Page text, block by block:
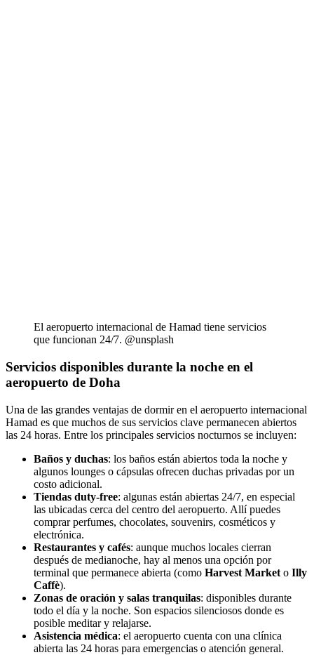
El aeropuerto internacional de Hamad tiene servicios
que funcionan 24/7. @unsplash
Servicios disponibles durante la noche en el
aeropuerto de Doha
Una de las grandes ventajas de dormir en el aeropuerto internacional
Hamad es que muchos de sus servicios clave permanecen abiertos
las 24 horas. Entre los principales servicios nocturnos se incluyen:
Baños y duchas: los baños están abiertos toda la noche y
algunos lounges o cápsulas ofrecen duchas privadas por un
costo adicional.
Tiendas duty-free: algunas están abiertas 24/7, en especial
las ubicadas cerca del centro del aeropuerto. Allí puedes
comprar perfumes, chocolates, souvenirs, cosméticos y
electrónica.
Restaurantes y cafés: aunque muchos locales cierran
después de medianoche, hay al menos una opción por
terminal que permanece abierta (como Harvest Market o Illy
Caffè).
Zonas de oración y salas tranquilas: disponibles durante
todo el día y la noche. Son espacios silenciosos donde es
posible meditar y relajarse.
Asistencia médica: el aeropuerto cuenta con una clínica
abierta las 24 horas para emergencias o atención general.